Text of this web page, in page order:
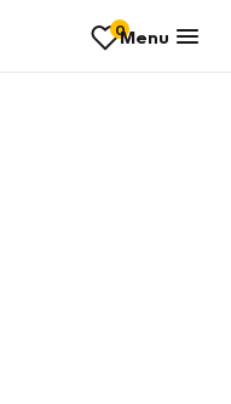
0Menu